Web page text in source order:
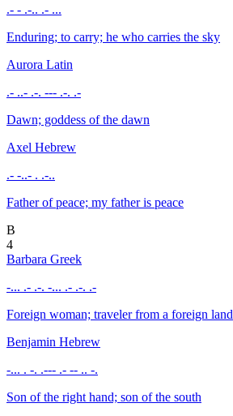
.- - .-.. .- ...
Enduring; to carry; he who carries the sky
Aurora Latin
.- ..- .-. --- .-. .-
Dawn; goddess of the dawn
Axel Hebrew
.- -..- . .-..
Father of peace; my father is peace
B
4
Barbara Greek
-... .- .-. -... .- .-. .-
Foreign woman; traveler from a foreign land
Benjamin Hebrew
-... . -. .--- .- -- .. -.
Son of the right hand; son of the south